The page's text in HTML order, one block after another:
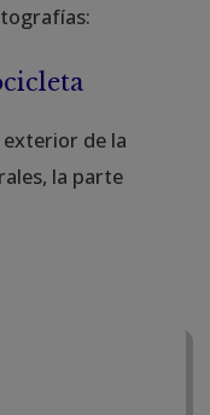
de la
la parte